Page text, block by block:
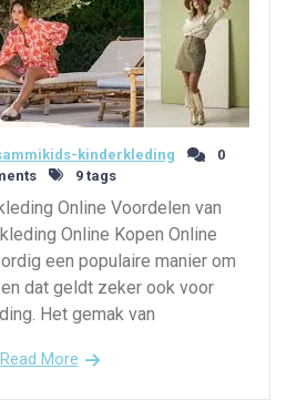
kinderkleding
0
9 tags
Online Voordelen van
Online Kopen Online
een populaire manier om
dat geldt zeker ook voor
Het gemak van
Read More